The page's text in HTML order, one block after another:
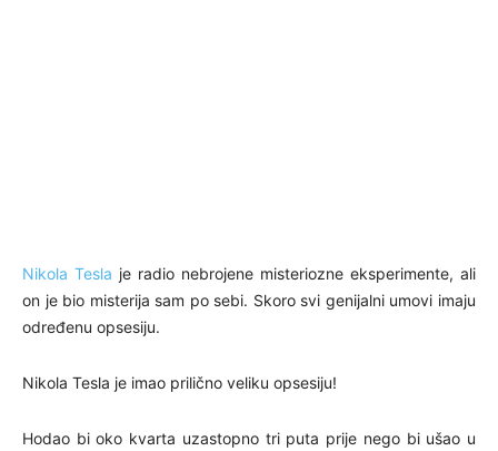
Nikola Tesla je radio nebrojene misteriozne eksperimente, ali
on je bio misterija sam po sebi. Skoro svi genijalni umovi imaju
određenu opsesiju.
Nikola Tesla je imao prilično veliku opsesiju!
Hodao bi oko kvarta uzastopno tri puta prije nego bi ušao u